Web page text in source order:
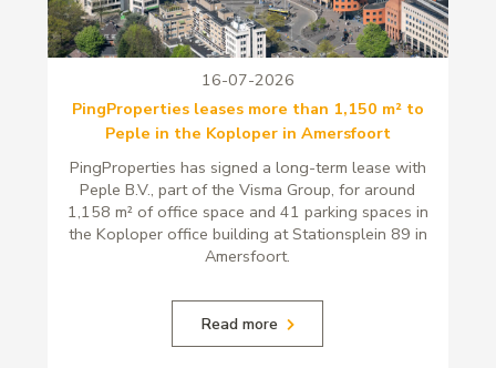
16-07-2026
PingProperties leases more than 1,150 m² to
Peple in the Koploper in Amersfoort
PingProperties has signed a long-term lease with
Peple B.V., part of the Visma Group, for around
1,158 m² of office space and 41 parking spaces in
the Koploper office building at Stationsplein 89 in
Amersfoort.
Read more